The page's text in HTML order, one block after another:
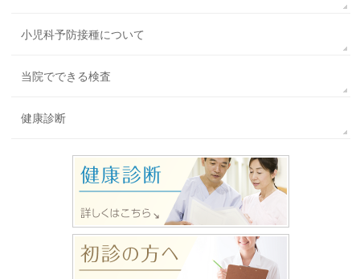
小児科予防接種について
当院でできる検査
健康診断